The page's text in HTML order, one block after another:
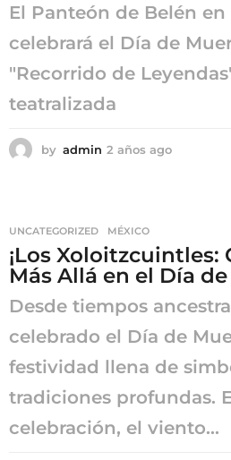
El Panteón de Belén en
celebrará el Día de
"Recorrido de
teatralizada
by admin 2 años ago
g
o
UNCATEGORIZED ,MÉXICO
¡Los Xoloitzcuintles:
Más Allá en el Día
Desde tiempos
celebrado el Día de
festividad llena de
tradiciones profundas.
celebración, el viento...